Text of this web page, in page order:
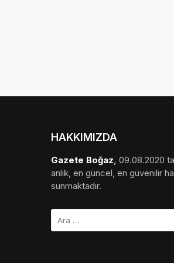
HAKKIMIZDA
Gazete Boğaz, 09.08.2020
anlık, en güncel, en güvenilir
sunmaktadır.